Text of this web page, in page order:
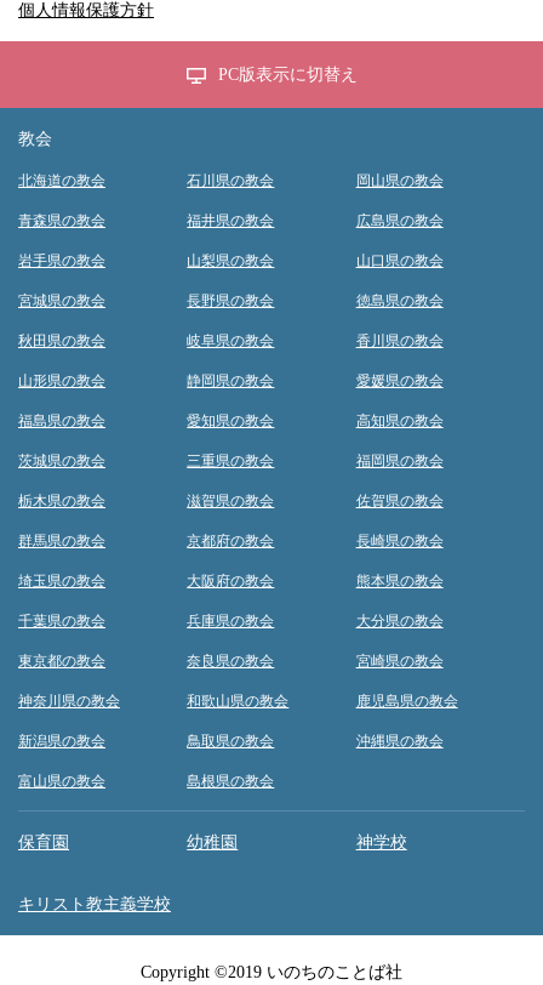
個人情報保護方針
PC版表示に切替え
教会
北海道の教会
青森県の教会
岩手県の教会
宮城県の教会
秋田県の教会
山形県の教会
福島県の教会
茨城県の教会
栃木県の教会
群馬県の教会
埼玉県の教会
千葉県の教会
東京都の教会
神奈川県の教会
新潟県の教会
富山県の教会
石川県の教会
福井県の教会
山梨県の教会
長野県の教会
岐阜県の教会
静岡県の教会
愛知県の教会
三重県の教会
滋賀県の教会
京都府の教会
大阪府の教会
兵庫県の教会
奈良県の教会
和歌山県の教会
鳥取県の教会
島根県の教会
岡山県の教会
広島県の教会
山口県の教会
徳島県の教会
香川県の教会
愛媛県の教会
高知県の教会
福岡県の教会
佐賀県の教会
長崎県の教会
熊本県の教会
大分県の教会
宮崎県の教会
鹿児島県の教会
沖縄県の教会
保育園 幼稚園 神学校
キリスト教主義学校
Copyright ©2019 いのちのことば社